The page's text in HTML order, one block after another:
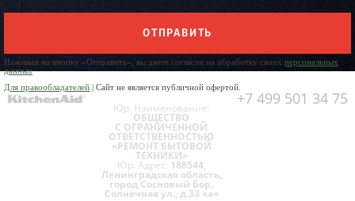
ОТПРАВИТЬ
Нажимая на кнопку «Отправить», вы даете согласие на обработку своих персональных
данных
Для правообладателей | Сайт не является публичной офертой.
+7 499 501 34 75
Юр. Наименование:
ОБЩЕСТВО
С ОГРАНИЧЕННОЙ
ОТВЕТСТВЕННОСТЬЮ
«РЕМОНТ БЫТОВОЙ
ТЕХНИКИ»
Юр. Адрес: 188544,
Ленинградская область,
город Сосновый Бор,
Солнечная ул., д.33 «а»